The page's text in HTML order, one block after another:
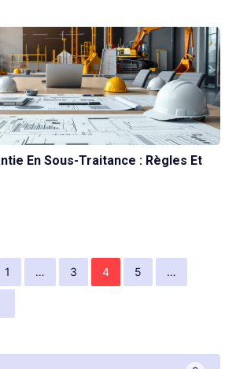
En Sous-Traitance : Règles Et
1 … 3 4 5 …